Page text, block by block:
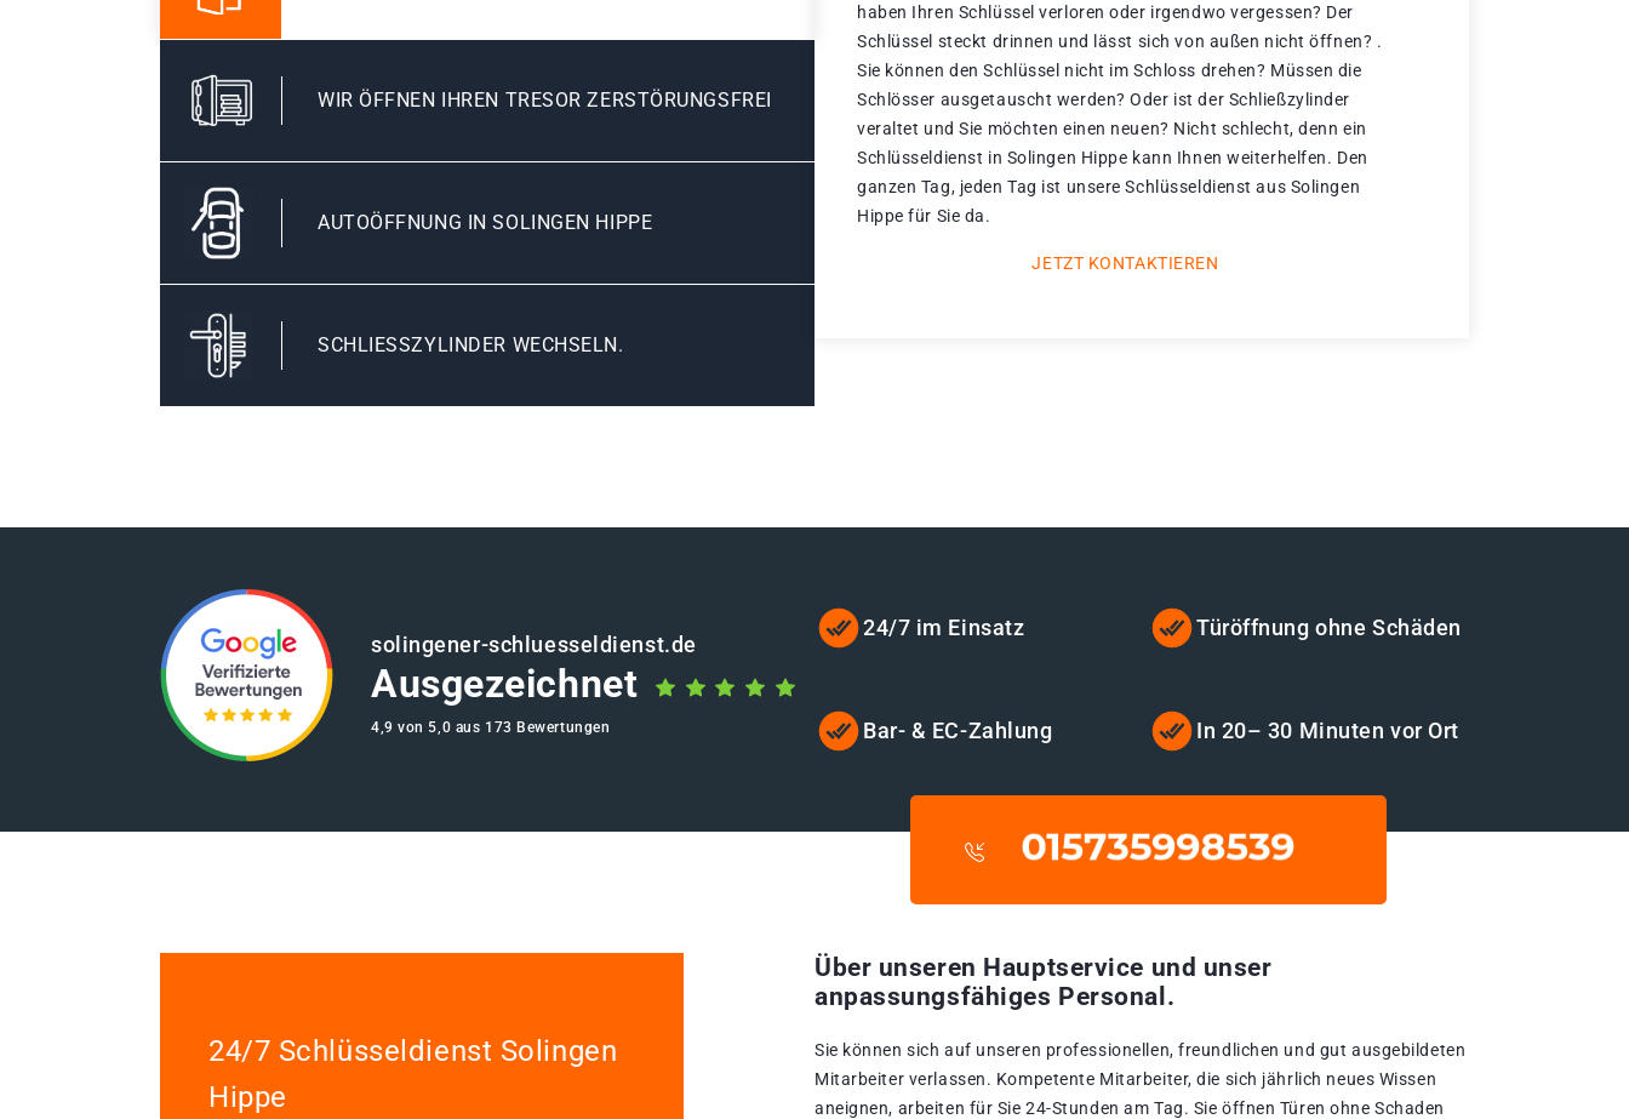
WIR ÖFFNEN IHREN TRESOR ZERSTÖRUNGSFREI
AUTOÖFFNUNG IN SOLINGEN HIPPE
SCHLIESSZYLINDER WECHSELN.
haben Ihren Schlüssel verloren oder irgendwo vergessen? Der
Schlüssel steckt drinnen und lässt sich von außen nicht öffnen? .
Sie können den Schlüssel nicht im Schloss drehen? Müssen die
Schlösser ausgetauscht werden? Oder ist der Schließzylinder
veraltet und Sie möchten einen neuen? Nicht schlecht, denn ein
Schlüsseldienst in Solingen Hippe kann Ihnen weiterhelfen. Den
ganzen Tag, jeden Tag ist unsere Schlüsseldienst aus Solingen
Hippe für Sie da.
JETZT KONTAKTIEREN
solingener-schluesseldienst.de
Ausgezeichnet
4,9 von 5,0 aus 173 Bewertungen
24/7 im Einsatz Türöffnung ohne Schäden
Bar- & EC-Zahlung In 20– 30 Minuten vor Ort
24/7 Schlüsseldienst Solingen
Hippe
Über unseren Hauptservice und unser
anpassungsfähiges Personal.
Sie können sich auf unseren professionellen, freundlichen und gut ausgebildeten
Mitarbeiter verlassen. Kompetente Mitarbeiter, die sich jährlich neues Wissen
aneignen, arbeiten für Sie 24-Stunden am Tag. Sie öffnen Türen ohne Schaden